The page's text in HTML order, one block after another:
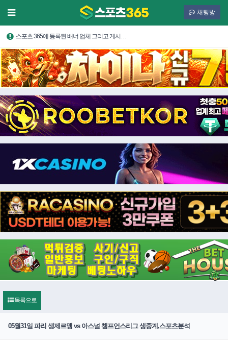
채팅방
스포츠 365에 등록된 배너 업체 그리고 게시…
목록으로
05월31일 파리 생제르맹 vs 아스널 챔프언스리그 생중계,스포츠분석